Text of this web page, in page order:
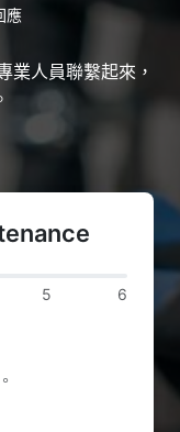
應
業人員聯繫起來，
5 6